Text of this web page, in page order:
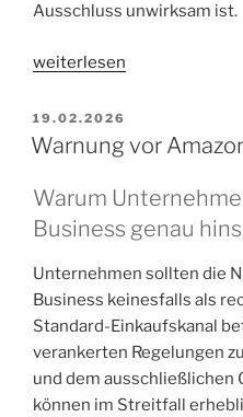
Ausschluss unwirksam ist.
„Wenn
Berufsverband
faktisch
Monopol
ist“
weiterlesen
VERÖFFENTLICHT
AM
19.02.2026
Warnung vor
Warum
Business genau
Unternehmen sollten die
Business keinesfalls als
Standard-Einkaufskanal
verankerten Regelungen
und dem ausschließlichen
können im Streitfall